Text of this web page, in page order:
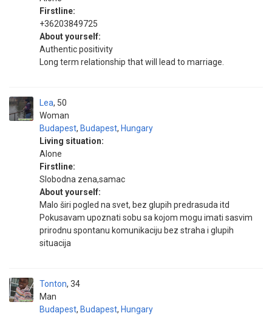
Firstline:
+36203849725
About yourself:
Authentic positivity
Long term relationship that will lead to marriage.
Lea
Woman
50
Budapest, Budapest, Hungary
Living situation:
Alone
Firstline:
Slobodna zena,samac
About yourself:
Malo širi pogled na svet, bez glupih predrasuda itd
Pokusavam upoznati sobu sa kojom mogu imati sasvim
prirodnu spontanu komunikaciju bez straha i glupih
situacija
Tonton
Man
34
Budapest, Budapest, Hungary